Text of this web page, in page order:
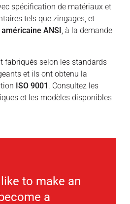
spécification de matériaux et
tels que zingages, et
ANSI , à la demande
fabriqués selon les standards
et ils ont obtenu la
ISO 9001 . Consultez les
et les modèles disponibles
to make an
a